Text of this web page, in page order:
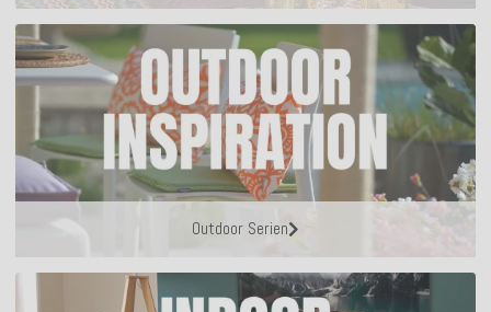
Outdoor Serien